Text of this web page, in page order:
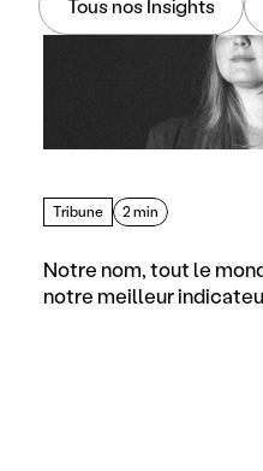
Tous nos Insights
Tribune 2 min
Notre nom, tout le
notre meilleur